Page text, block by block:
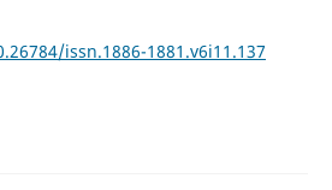
issn.1886-1881.v6i11.137